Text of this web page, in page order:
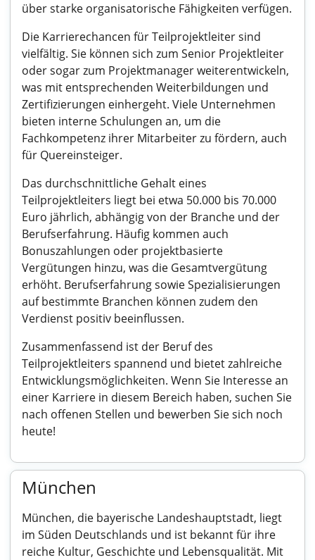
über starke organisatorische Fähigkeiten verfügen.
Die Karrierechancen für Teilprojektleiter sind
vielfältig. Sie können sich zum Senior Projektleiter
oder sogar zum Projektmanager weiterentwickeln,
was mit entsprechenden Weiterbildungen und
Zertifizierungen einhergeht. Viele Unternehmen
bieten interne Schulungen an, um die
Fachkompetenz ihrer Mitarbeiter zu fördern, auch
für Quereinsteiger.
Das durchschnittliche Gehalt eines
Teilprojektleiters liegt bei etwa 50.000 bis 70.000
Euro jährlich, abhängig von der Branche und der
Berufserfahrung. Häufig kommen auch
Bonuszahlungen oder projektbasierte
Vergütungen hinzu, was die Gesamtvergütung
erhöht. Berufserfahrung sowie Spezialisierungen
auf bestimmte Branchen können zudem den
Verdienst positiv beeinflussen.
Zusammenfassend ist der Beruf des
Teilprojektleiters spannend und bietet zahlreiche
Entwicklungsmöglichkeiten. Wenn Sie Interesse an
einer Karriere in diesem Bereich haben, suchen Sie
nach offenen Stellen und bewerben Sie sich noch
heute!
München
München, die bayerische Landeshauptstadt, liegt
im Süden Deutschlands und ist bekannt für ihre
reiche Kultur, Geschichte und Lebensqualität. Mit